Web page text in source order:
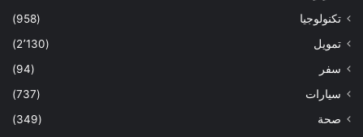
تكنولوجيا
(958)
تمويل
(2٬130)
سفر
(94)
سيارات
(737)
صحة
(349)